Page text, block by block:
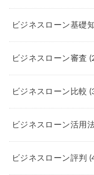
ビジネスローン基礎
ビジネスローン審査
ビジネスローン比較
ビジネスローン活用
ビジネスローン評判